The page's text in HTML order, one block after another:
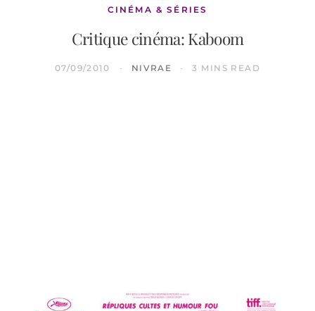
CINÉMA & SÉRIES
Critique cinéma: Kaboom
07/09/2010 NIVRAE 3 MINS READ